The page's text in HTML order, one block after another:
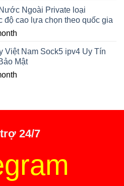
Ngoài Private loại
độ cao lựa chọn theo quốc gia
Việt Nam Sock5 ipv4 Uy Tín
Mật
24/7